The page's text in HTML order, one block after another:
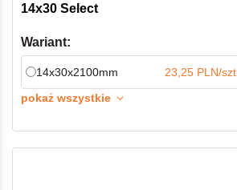
14x30 Select
Wariant:
14x30x2100mm
23,25 PLN/szt.
pokaż wszystkie